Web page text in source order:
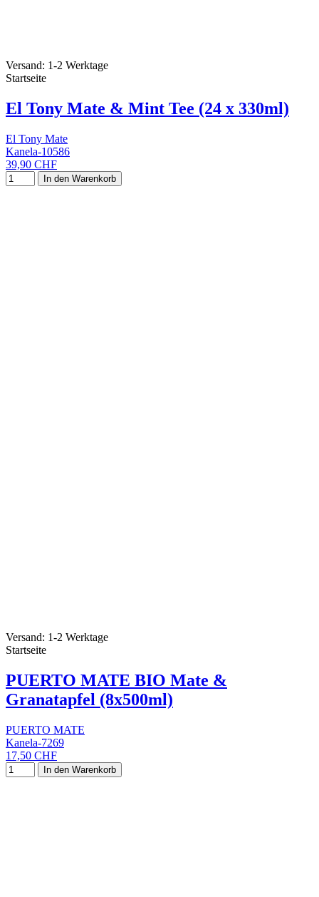
Versand: 1-2 Werktage
Startseite
El Tony Mate & Mint Tee (24 x 330ml)
El Tony Mate
Kanela-10586
39,90 CHF
In den Warenkorb
Versand: 1-2 Werktage
Startseite
PUERTO MATE BIO Mate &
Granatapfel (8x500ml)
PUERTO MATE
Kanela-7269
17,50 CHF
In den Warenkorb